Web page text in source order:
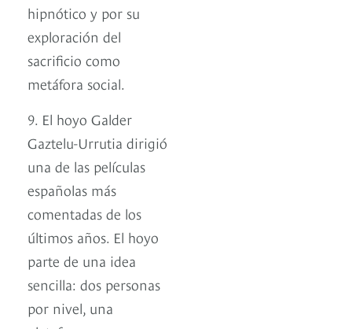
hipnótico y por su
exploración del
sacrificio como
metáfora social.
9. El hoyo Galder
Gaztelu-Urrutia dirigió
una de las películas
españolas más
comentadas de los
últimos años. El hoyo
parte de una idea
sencilla: dos personas
por nivel, una